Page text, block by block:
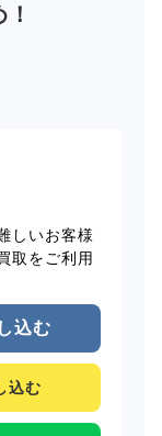
しいお客様
取をご利用
込む
込む